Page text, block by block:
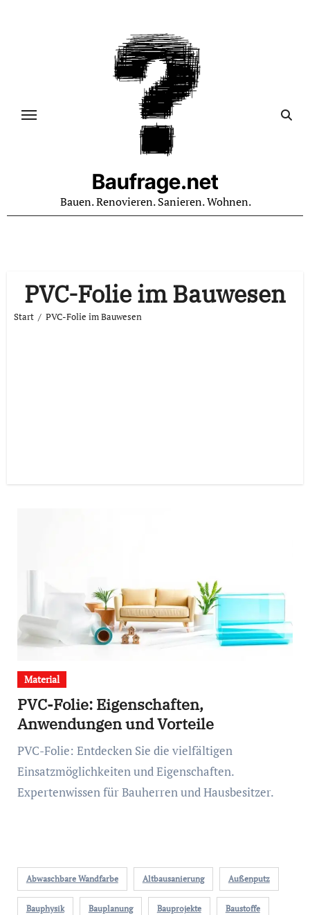
Baufrage.net
Bauen. Renovieren. Sanieren. Wohnen.
PVC-Folie im Bauwesen
Start PVC-Folie im Bauwesen
Material
PVC-Folie: Eigenschaften,
Anwendungen und Vorteile
PVC-Folie: Entdecken Sie die vielfältigen
Einsatzmöglichkeiten und Eigenschaften.
Expertenwissen für Bauherren und Hausbesitzer.
Abwaschbare Wandfarbe Altbausanierung Außenputz
Bauphysik Bauplanung Bauprojekte Baustoffe